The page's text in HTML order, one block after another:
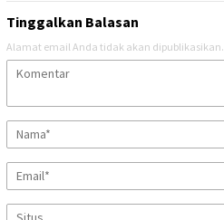
Tinggalkan Balasan
Alamat email Anda tidak akan dipublikasikan.